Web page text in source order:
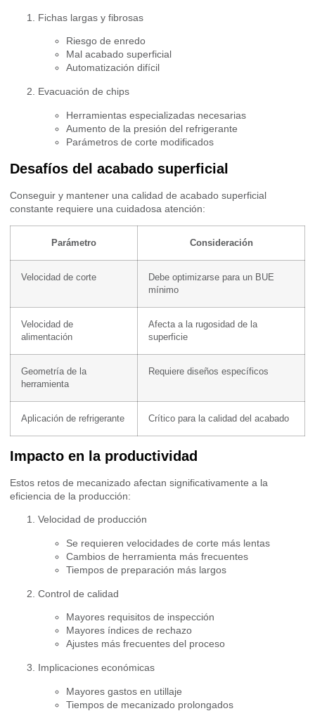
Fichas largas y fibrosas
Riesgo de enredo
Mal acabado superficial
Automatización difícil
Evacuación de chips
Herramientas especializadas necesarias
Aumento de la presión del refrigerante
Parámetros de corte modificados
Desafíos del acabado superficial
Conseguir y mantener una calidad de acabado superficial
constante requiere una cuidadosa atención:
Parámetro Consideración
Velocidad de corte
Debe optimizarse para un BUE
mínimo
Velocidad de
alimentación
Afecta a la rugosidad de la
superficie
Geometría de la
herramienta
Requiere diseños específicos
Aplicación de refrigerante Crítico para la calidad del acabado
Impacto en la productividad
Estos retos de mecanizado afectan significativamente a la
eficiencia de la producción:
Velocidad de producción
Se requieren velocidades de corte más lentas
Cambios de herramienta más frecuentes
Tiempos de preparación más largos
Control de calidad
Mayores requisitos de inspección
Mayores índices de rechazo
Ajustes más frecuentes del proceso
Implicaciones económicas
Mayores gastos en utillaje
Tiempos de mecanizado prolongados